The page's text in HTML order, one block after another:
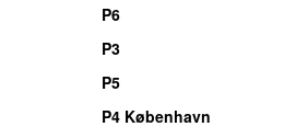
P6
P3
P5
P4 København